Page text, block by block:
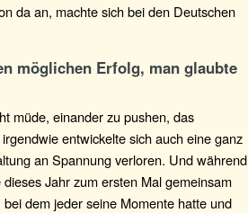
da an, machte sich bei den Deutschen
möglichen Erfolg, man glaubte
müde, einander zu pushen, das
entwickelte sich auch eine ganz
an Spannung verloren. Und während
Jahr zum ersten Mal gemeinsam
dem jeder seine Momente hatte und